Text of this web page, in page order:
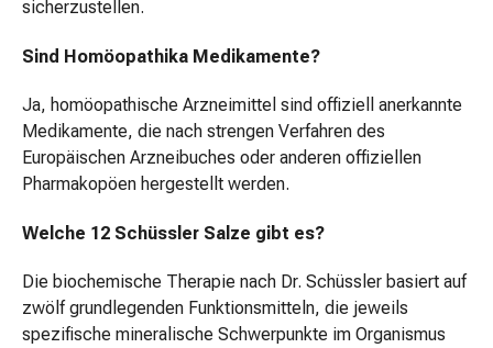
Frischhaltefolien
Lebensmittelfarbstoff
Fertigteig
&
Backmischungen
Getränke
Tee
Eistee
Punsch
sicherzustellen.
Sind Homöopathika Medikamente?
Ja, homöopathische Arzneimittel sind offiziell anerkannte
Medikamente, die nach strengen Verfahren des
Europäischen Arzneibuches oder anderen offiziellen
Pharmakopöen hergestellt werden.
Welche 12 Schüssler Salze gibt es?
Die biochemische Therapie nach Dr. Schüssler basiert auf
zwölf grundlegenden Funktionsmitteln, die jeweils
spezifische mineralische Schwerpunkte im Organismus